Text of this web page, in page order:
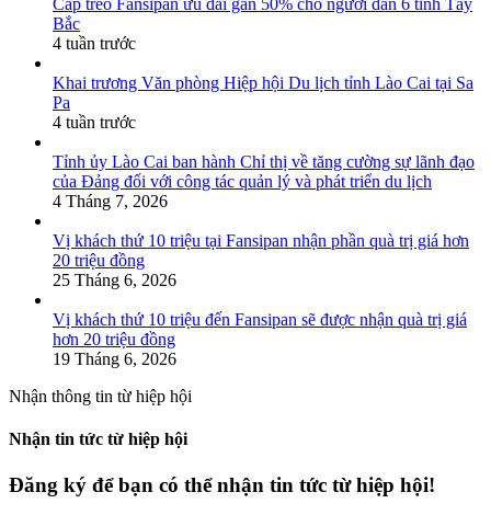
Cáp treo Fansipan ưu đãi gần 50% cho người dân 6 tỉnh Tây
Bắc
4 tuần trước
Khai trương Văn phòng Hiệp hội Du lịch tỉnh Lào Cai tại Sa
Pa
4 tuần trước
Tỉnh ủy Lào Cai ban hành Chỉ thị về tăng cường sự lãnh đạo
của Đảng đối với công tác quản lý và phát triển du lịch
4 Tháng 7, 2026
Vị khách thứ 10 triệu tại Fansipan nhận phần quà trị giá hơn
20 triệu đồng
25 Tháng 6, 2026
Vị khách thứ 10 triệu đến Fansipan sẽ được nhận quà trị giá
hơn 20 triệu đồng
19 Tháng 6, 2026
Nhận thông tin từ hiệp hội
Nhận tin tức từ hiệp hội
Đăng ký để bạn có thể nhận tin tức từ hiệp hội!